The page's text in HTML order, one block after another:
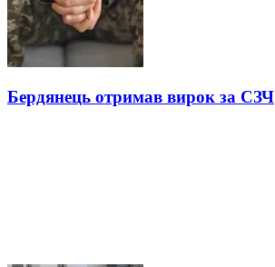
Бердянець отримав вирок за СЗЧ